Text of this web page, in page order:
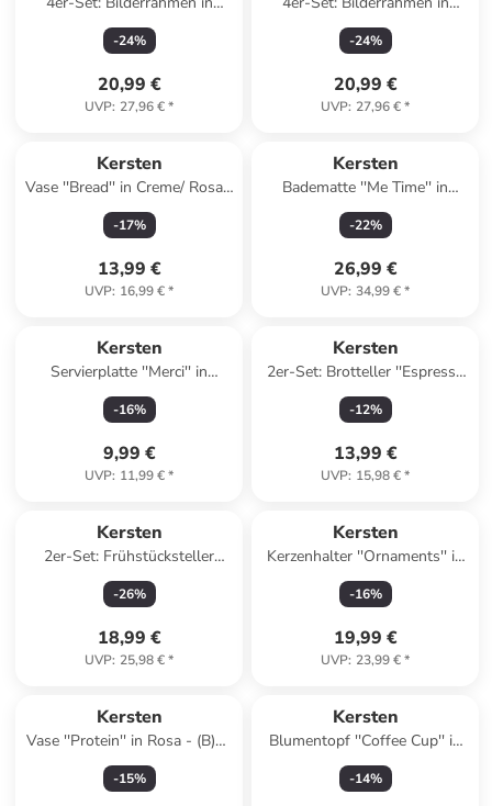
Creme
-24%
20,99 €
UVP: 27,96 €*
Creme
-24%
20,99 €
UVP: 27,96 €*
Kersten
Vase ''Bread'' in Creme/ Rosa -
(B)15,5 x (H)17,1 x (T)6,9 cm
-17%
13,99 €
UVP: 16,99 €*
Kersten
Badematte ''Me Time'' in
Hellbraun/ Creme - (L)80 x
(B)50 cm
-22%
26,99 €
UVP: 34,99 €*
Kersten
Servierplatte ''Merci'' in
Orange - (L)21 x (B)12,5 cm
-16%
9,99 €
UVP: 11,99 €*
Kersten
2er-Set: Brotteller ''Espresso
Martini'' in Creme/ Braun - Ø
13,5 cm
-12%
13,99 €
UVP: 15,98 €*
Kersten
2er-Set: Frühstücksteller
''Good Morning'' in Creme/
Hellbraun - Ø 20,5 cm
-26%
18,99 €
UVP: 25,98 €*
Kersten
Kerzenhalter ''Ornaments'' in
Rot/ Rosa - (H)25 x Ø 8,3 cm
-16%
19,99 €
UVP: 23,99 €*
Kersten
Vase ''Protein'' in Rosa - (B)16
x (H)22,5 x (T)8,5 cm
-15%
Kersten
Blumentopf ''Coffee Cup'' in
Creme/ Braun - (H)16,5 x Ø
11 cm
-14%